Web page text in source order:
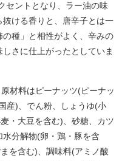
セントとなり、ラー油の味
ける香りと、唐辛子とは一
種」と相性がよく、辛みの
さに仕上がったとしていま
材料はピーナッツ(ピーナッ
産)、でん粉、しょうゆ(小
・大豆を含む)、砂糖、カツ
分解物(卵・鶏・豚を含
を含む)、調味料(アミノ酸